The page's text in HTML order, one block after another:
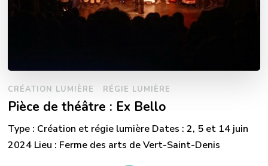
CRÉATION LUMIÈRE RÉGIE LUMIÈRE
Pièce de théâtre : Ex Bello
Type : Création et régie lumière Dates : 2, 5 et 14 juin
2024 Lieu : Ferme des arts de Vert-Saint-Denis